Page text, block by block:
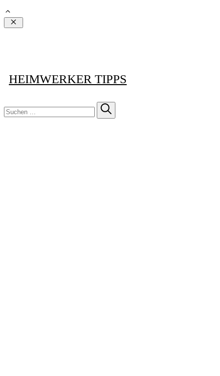
Schließen
HEIMWERKER TIPPS
Suchen
nach: